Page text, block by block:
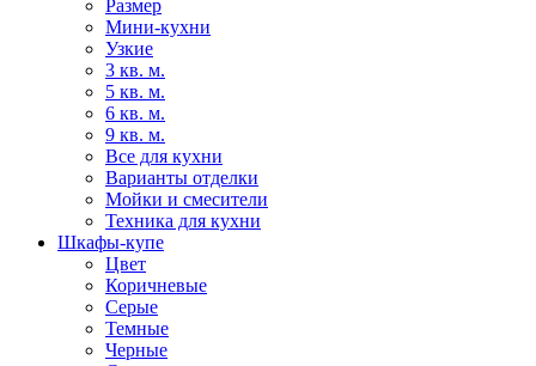
Размер
Мини-кухни
Узкие
3 кв. м.
5 кв. м.
6 кв. м.
9 кв. м.
Все для кухни
Варианты отделки
Мойки и смесители
Техника для кухни
Шкафы-купе
Цвет
Коричневые
Серые
Темные
Черные